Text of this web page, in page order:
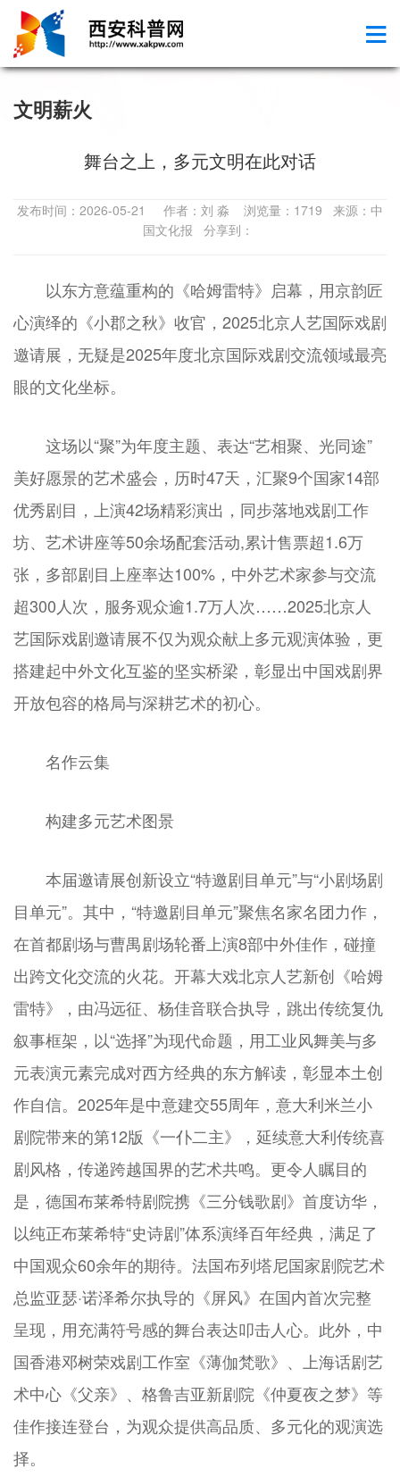
文明薪火
舞台之上，多元文明在此对话
发布时间：2026-05-21 作者：刘 淼 浏览量：1719 来源：中
国文化报 分享到：
以东方意蕴重构的《哈姆雷特》启幕，用京韵匠
心演绎的《小郡之秋》收官，2025北京人艺国际戏剧
邀请展，无疑是2025年度北京国际戏剧交流领域最亮
眼的文化坐标。
这场以“聚”为年度主题、表达“艺相聚、光同途”
美好愿景的艺术盛会，历时47天，汇聚9个国家14部
优秀剧目，上演42场精彩演出，同步落地戏剧工作
坊、艺术讲座等50余场配套活动,累计售票超1.6万
张，多部剧目上座率达100%，中外艺术家参与交流
超300人次，服务观众逾1.7万人次……2025北京人
艺国际戏剧邀请展不仅为观众献上多元观演体验，更
搭建起中外文化互鉴的坚实桥梁，彰显出中国戏剧界
开放包容的格局与深耕艺术的初心。
名作云集
构建多元艺术图景
本届邀请展创新设立“特邀剧目单元”与“小剧场剧
目单元”。其中，“特邀剧目单元”聚焦名家名团力作，
在首都剧场与曹禺剧场轮番上演8部中外佳作，碰撞
出跨文化交流的火花。开幕大戏北京人艺新创《哈姆
雷特》，由冯远征、杨佳音联合执导，跳出传统复仇
叙事框架，以“选择”为现代命题，用工业风舞美与多
元表演元素完成对西方经典的东方解读，彰显本土创
作自信。2025年是中意建交55周年，意大利米兰小
剧院带来的第12版《一仆二主》，延续意大利传统喜
剧风格，传递跨越国界的艺术共鸣。更令人瞩目的
是，德国布莱希特剧院携《三分钱歌剧》首度访华，
以纯正布莱希特“史诗剧”体系演绎百年经典，满足了
中国观众60余年的期待。法国布列塔尼国家剧院艺术
总监亚瑟·诺泽希尔执导的《屏风》在国内首次完整
呈现，用充满符号感的舞台表达叩击人心。此外，中
国香港邓树荣戏剧工作室《薄伽梵歌》、上海话剧艺
术中心《父亲》、格鲁吉亚新剧院《仲夏夜之梦》等
佳作接连登台，为观众提供高品质、多元化的观演选
择。